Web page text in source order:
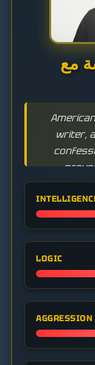
writer,
LOGIC
AGGRESSION